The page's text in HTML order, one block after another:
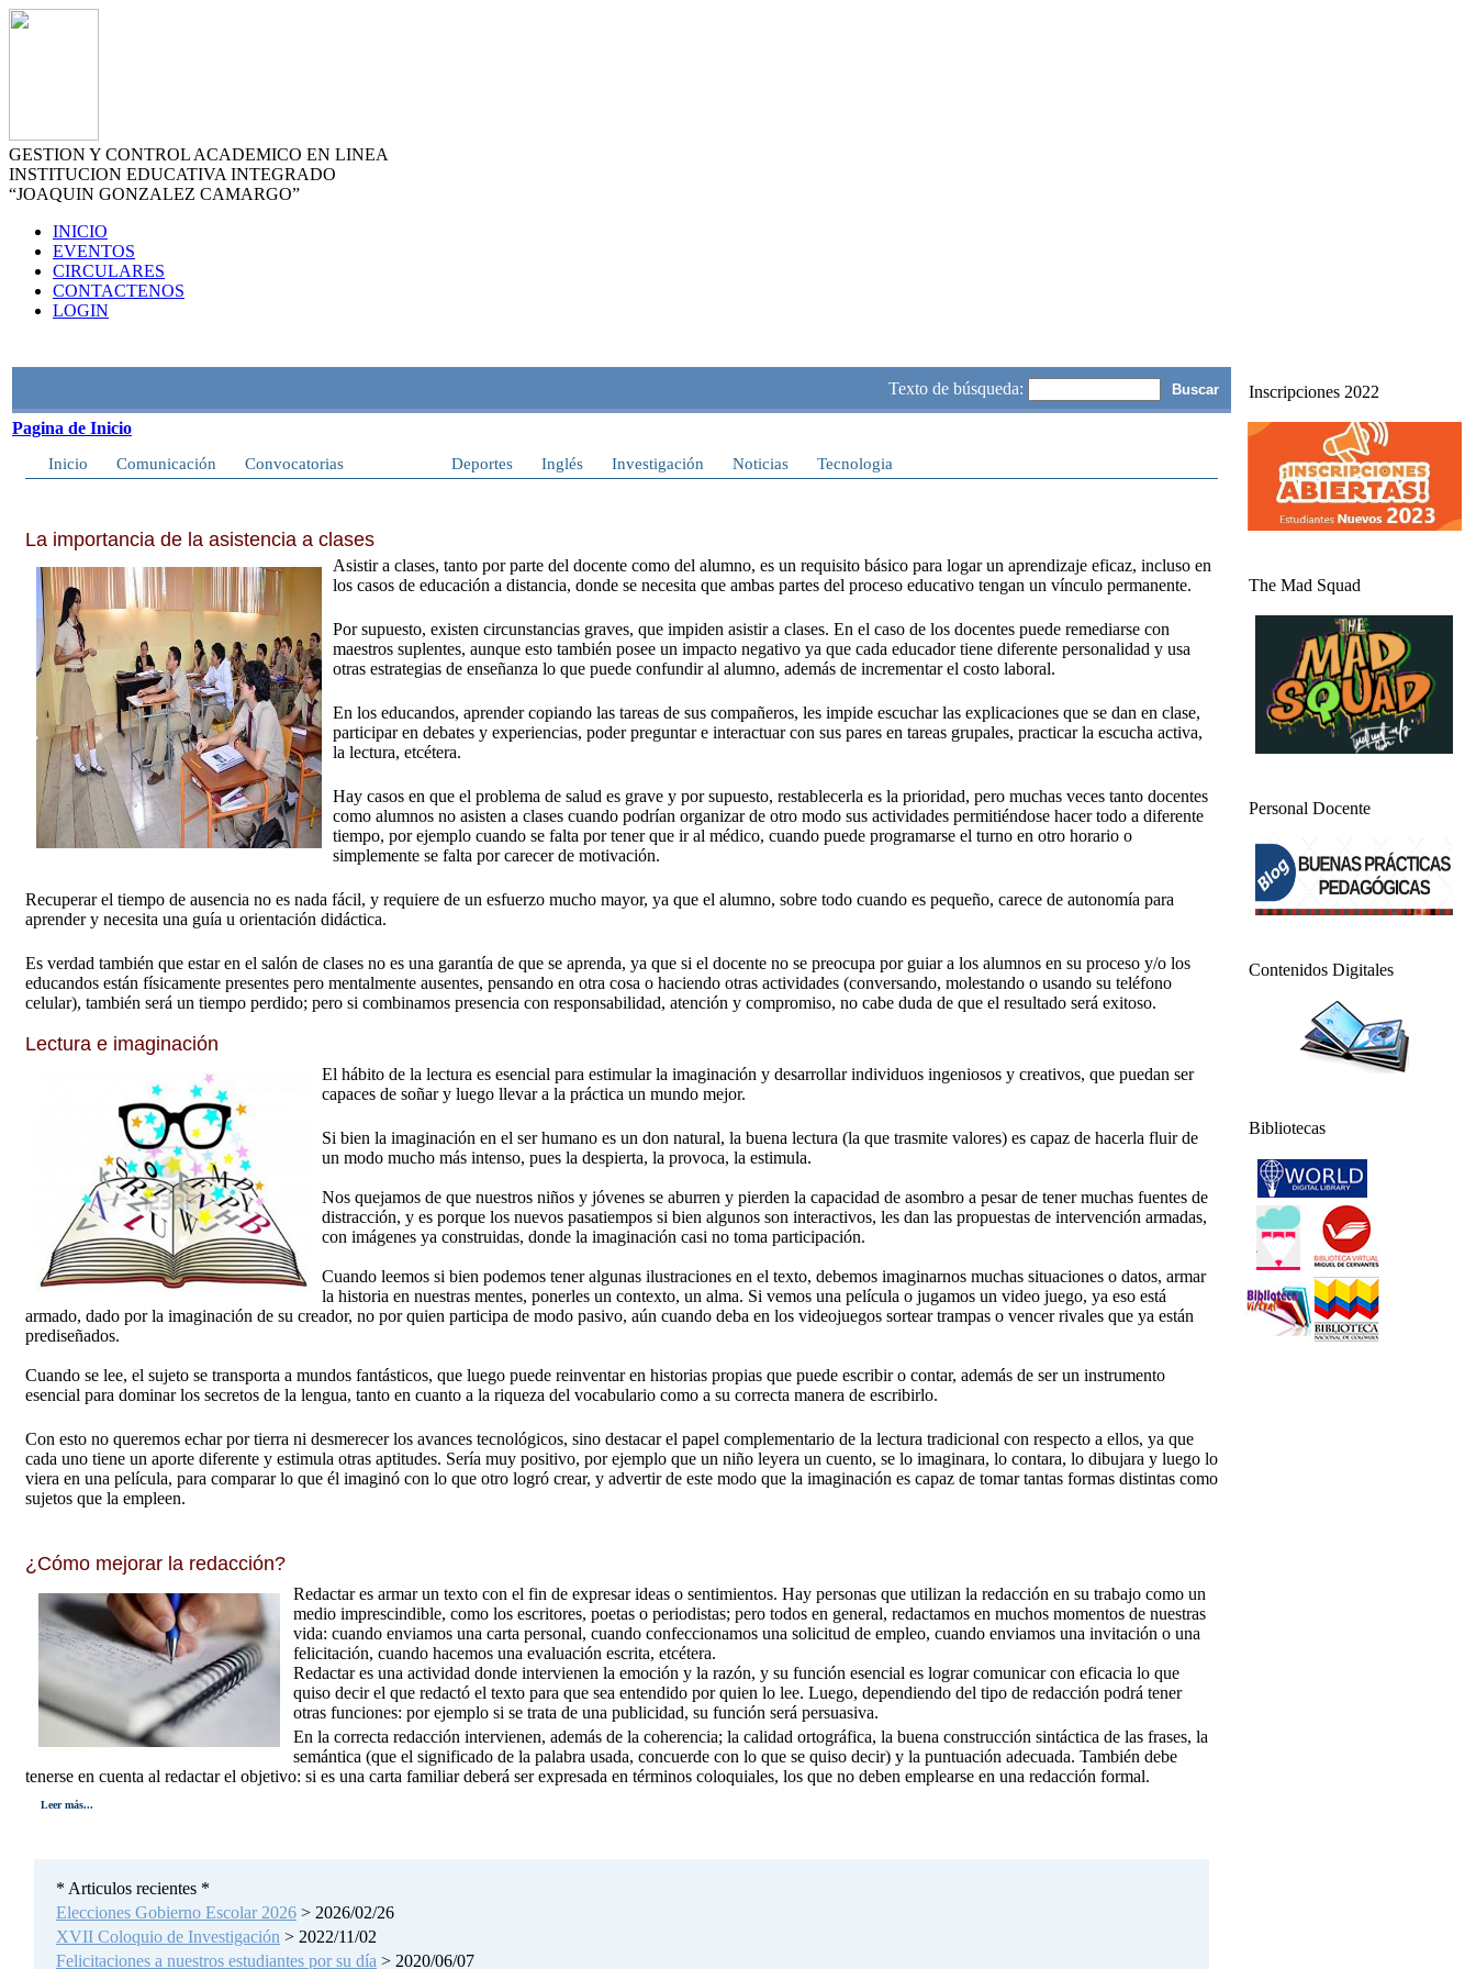
GESTION Y CONTROL ACADEMICO EN LINEA
INSTITUCION EDUCATIVA INTEGRADO
“JOAQUIN GONZALEZ CAMARGO”
INICIO
EVENTOS
CIRCULARES
CONTACTENOS
LOGIN
Texto de búsqueda:
Pagina de Inicio
Inicio Comunicación Convocatorias Deportes Inglés Investigación Noticias Tecnologia
La importancia de la asistencia a clases
Asistir a clases, tanto por parte del docente como del alumno, es un requisito básico para logar un aprendizaje eficaz, incluso en
los casos de educación a distancia, donde se necesita que ambas partes del proceso educativo tengan un vínculo permanente.
Por supuesto, existen circunstancias graves, que impiden asistir a clases. En el caso de los docentes puede remediarse con
maestros suplentes, aunque esto también posee un impacto negativo ya que cada educador tiene diferente personalidad y usa
otras estrategias de enseñanza lo que puede confundir al alumno, además de incrementar el costo laboral.
En los educandos, aprender copiando las tareas de sus compañeros, les impide escuchar las explicaciones que se dan en clase,
participar en debates y experiencias, poder preguntar e interactuar con sus pares en tareas grupales, practicar la escucha activa,
la lectura, etcétera.
Hay casos en que el problema de salud es grave y por supuesto, restablecerla es la prioridad, pero muchas veces tanto docentes
como alumnos no asisten a clases cuando podrían organizar de otro modo sus actividades permitiéndose hacer todo a diferente
tiempo, por ejemplo cuando se falta por tener que ir al médico, cuando puede programarse el turno en otro horario o
simplemente se falta por carecer de motivación.
Recuperar el tiempo de ausencia no es nada fácil, y requiere de un esfuerzo mucho mayor, ya que el alumno, sobre todo cuando es pequeño, carece de autonomía para
aprender y necesita una guía u orientación didáctica.
Es verdad también que estar en el salón de clases no es una garantía de que se aprenda, ya que si el docente no se preocupa por guiar a los alumnos en su proceso y/o los
educandos están físicamente presentes pero mentalmente ausentes, pensando en otra cosa o haciendo otras actividades (conversando, molestando o usando su teléfono
celular), también será un tiempo perdido; pero si combinamos presencia con responsabilidad, atención y compromiso, no cabe duda de que el resultado será exitoso.
Lectura e imaginación
El hábito de la lectura es esencial para estimular la imaginación y desarrollar individuos ingeniosos y creativos, que puedan ser
capaces de soñar y luego llevar a la práctica un mundo mejor.
Si bien la imaginación en el ser humano es un don natural, la buena lectura (la que trasmite valores) es capaz de hacerla fluir de
un modo mucho más intenso, pues la despierta, la provoca, la estimula.
Nos quejamos de que nuestros niños y jóvenes se aburren y pierden la capacidad de asombro a pesar de tener muchas fuentes de
distracción, y es porque los nuevos pasatiempos si bien algunos son interactivos, les dan las propuestas de intervención armadas,
con imágenes ya construidas, donde la imaginación casi no toma participación.
Cuando leemos si bien podemos tener algunas ilustraciones en el texto, debemos imaginarnos muchas situaciones o datos, armar
la historia en nuestras mentes, ponerles un contexto, un alma. Si vemos una película o jugamos un video juego, ya eso está
armado, dado por la imaginación de su creador, no por quien participa de modo pasivo, aún cuando deba en los videojuegos sortear trampas o vencer rivales que ya están
prediseñados.
Cuando se lee, el sujeto se transporta a mundos fantásticos, que luego puede reinventar en historias propias que puede escribir o contar, además de ser un instrumento
esencial para dominar los secretos de la lengua, tanto en cuanto a la riqueza del vocabulario como a su correcta manera de escribirlo.
Con esto no queremos echar por tierra ni desmerecer los avances tecnológicos, sino destacar el papel complementario de la lectura tradicional con respecto a ellos, ya que
cada uno tiene un aporte diferente y estimula otras aptitudes. Sería muy positivo, por ejemplo que un niño leyera un cuento, se lo imaginara, lo contara, lo dibujara y luego lo
viera en una película, para comparar lo que él imaginó con lo que otro logró crear, y advertir de este modo que la imaginación es capaz de tomar tantas formas distintas como
sujetos que la empleen.
¿Cómo mejorar la redacción?
Redactar es armar un texto con el fin de expresar ideas o sentimientos. Hay personas que utilizan la redacción en su trabajo como un
medio imprescindible, como los escritores, poetas o periodistas; pero todos en general, redactamos en muchos momentos de nuestras
vida: cuando enviamos una carta personal, cuando confeccionamos una solicitud de empleo, cuando enviamos una invitación o una
felicitación, cuando hacemos una evaluación escrita, etcétera.
Redactar es una actividad donde intervienen la emoción y la razón, y su función esencial es lograr comunicar con eficacia lo que
quiso decir el que redactó el texto para que sea entendido por quien lo lee. Luego, dependiendo del tipo de redacción podrá tener
otras funciones: por ejemplo si se trata de una publicidad, su función será persuasiva.
En la correcta redacción intervienen, además de la coherencia; la calidad ortográfica, la buena construcción sintáctica de las frases, la
semántica (que el significado de la palabra usada, concuerde con lo que se quiso decir) y la puntuación adecuada. También debe
tenerse en cuenta al redactar el objetivo: si es una carta familiar deberá ser expresada en términos coloquiales, los que no deben emplearse en una redacción formal.
Leer más...
* Articulos recientes *
Elecciones Gobierno Escolar 2026 > 2026/02/26
XVII Coloquio de Investigación > 2022/11/02
Felicitaciones a nuestros estudiantes por su día > 2020/06/07
Inscripciones 2022
The Mad Squad
Personal Docente
Contenidos Digitales
Bibliotecas